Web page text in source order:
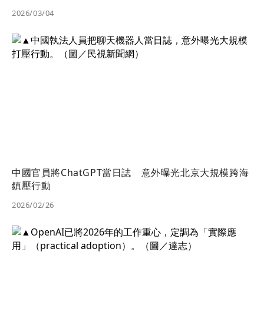
2026/03/04
中國官員將ChatGPT當日誌 意外曝光北京大規模跨海
鎮壓行動
2026/02/26